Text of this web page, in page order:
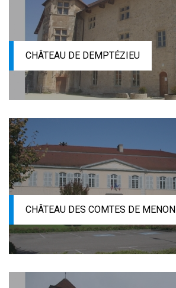
CHÂTEAU DE DEMPTÉZIEU
CHÂTEAU DES COMTES DE MENON